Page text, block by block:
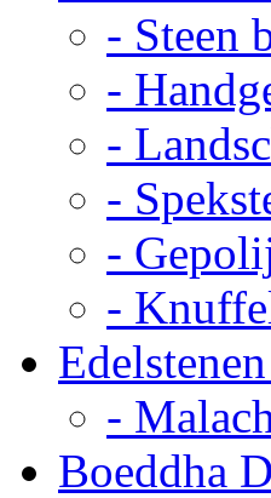
- Steen
-
-
-
-
-
-
Boeddha